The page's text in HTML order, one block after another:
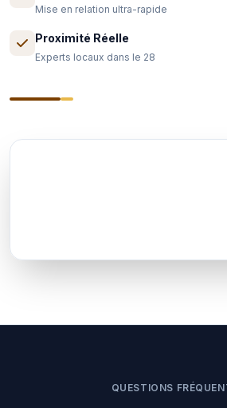
Mise en relation ultra-rapide
Proximité Réelle
Experts locaux dans le 28
QUESTIONS